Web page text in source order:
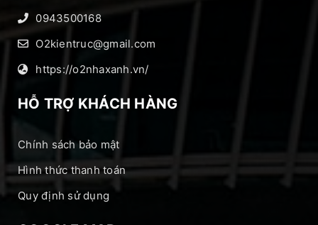
0943500168
O2kientruc@gmail.com
https://o2nhaxanh.vn/
HỖ TRỢ KHÁCH HÀNG
Chính sách bảo mật
Hình thức thanh toán
Quy định sử dụng